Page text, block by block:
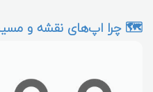
🗺️ چرا اپ‌های نقشه و